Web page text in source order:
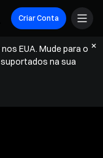
Criar Conta
EUA. Mude para o
na sua